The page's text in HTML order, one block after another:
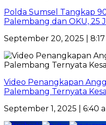
Polda Sumsel Tangkap
Palembang dan OKU, 25
September 20, 2025 |
Video Penangkapan
Palembang Ternyata
September 1, 2025 | 6:40